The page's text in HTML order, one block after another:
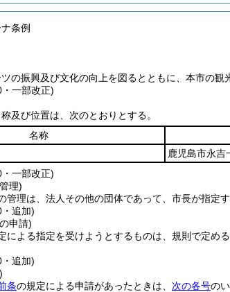
条例
の振興及び文化の向上を図るとともに、本市の観
一部改正)
及び位置は、次のとおりとする。
名称
鹿児島市永吉
一部改正)
理)
管理は、法人その他の団体であって、市長が指定
追加)
申請)
による指定を受けようとするものは、規則で定め
追加)
条の規定による申請があったときは、 次の各号の